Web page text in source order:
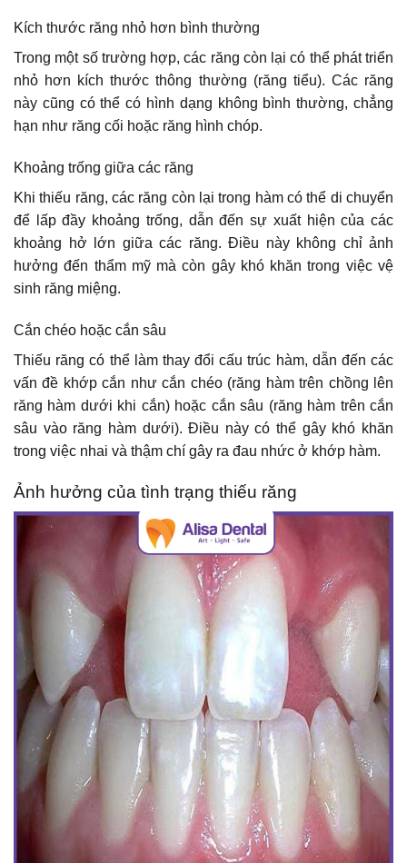
Kích thước răng nhỏ hơn bình thường
Trong một số trường hợp, các răng còn lại có thể phát triển
nhỏ hơn kích thước thông thường (răng tiểu). Các răng
này cũng có thể có hình dạng không bình thường, chẳng
hạn như răng cối hoặc răng hình chóp.
Khoảng trống giữa các răng
Khi thiếu răng, các răng còn lại trong hàm có thể di chuyển
để lấp đầy khoảng trống, dẫn đến sự xuất hiện của các
khoảng hở lớn giữa các răng. Điều này không chỉ ảnh
hưởng đến thẩm mỹ mà còn gây khó khăn trong việc vệ
sinh răng miệng.
Cắn chéo hoặc cắn sâu
Thiếu răng có thể làm thay đổi cấu trúc hàm, dẫn đến các
vấn đề khớp cắn như cắn chéo (răng hàm trên chồng lên
răng hàm dưới khi cắn) hoặc cắn sâu (răng hàm trên cắn
sâu vào răng hàm dưới). Điều này có thể gây khó khăn
trong việc nhai và thậm chí gây ra đau nhức ở khớp hàm.
Ảnh hưởng của tình trạng thiếu răng